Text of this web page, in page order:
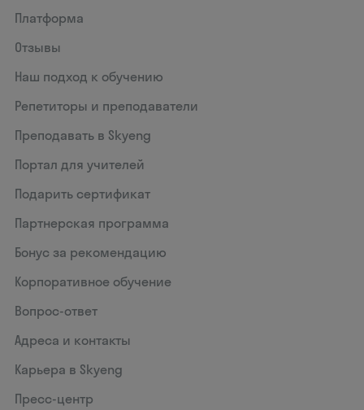
Платформа
Отзывы
Наш подход к обучению
Репетиторы и преподаватели
Преподавать в Skyeng
Портал для учителей
Подарить сертификат
Партнерская программа
Бонус за рекомендацию
Корпоративное обучение
Вопрос-ответ
Адреса и контакты
Карьера в Skyeng
Пресс-центр